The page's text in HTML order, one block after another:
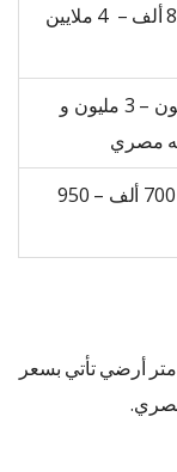
2 مليون و850 ألف – 4 ملايين
تبدأ من 2 مليون – 3 مليون و
سعر يبدأ من 700 ألف – 950
أسعار الشقق الدوبلكس duplex مساحة 223 متر أرضي تأتي بسعر